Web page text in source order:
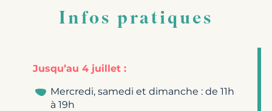
Infos pratiques
Jusqu’au 4 juillet :
Mercredi, samedi et dimanche : de 11h
à 19h